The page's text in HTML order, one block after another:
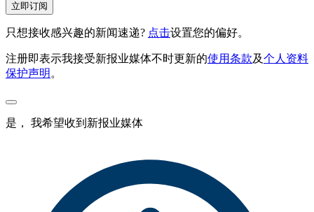
立即订阅
只想接收感兴趣的新闻速递? 点击设置您的偏好。
注册即表示我接受新报业媒体不时更新的使用条款及个人资料
保护声明 。
是， 我希望收到新报业媒体